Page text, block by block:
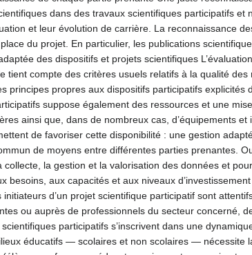
dans des travaux scientifiques participatifs
et leur évolution de carrière. La reconnaissance
du projet. En particulier, les publications
des dispositifs et projets scientifiques
tient compte des critères usuels relatifs à la qualité
principes propres aux dispositifs participatifs
suppose également des ressources et une
ainsi que, dans de nombreux cas, d’équipements
de favoriser cette disponibilité : une gestion
de moyens entre différentes parties prenantes.
la gestion et la valorisation des données et
besoins, aux capacités et aux niveaux
d’un projet scientifique participatif sont
ou auprès de professionnels du secteur
participatifs s’inscrivent dans une
éducatifs — scolaires et non scolaires — nécessite